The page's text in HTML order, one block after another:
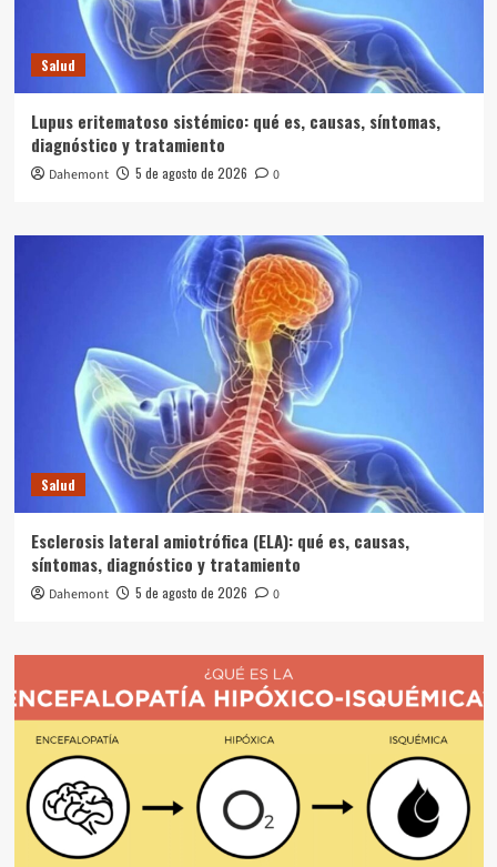
Salud
Lupus eritematoso sistémico: qué es, causas, síntomas,
diagnóstico y tratamiento
Dahemont 5 de agosto de 2026 0
Salud
Esclerosis lateral amiotrófica (ELA): qué es, causas,
síntomas, diagnóstico y tratamiento
Dahemont 5 de agosto de 2026 0